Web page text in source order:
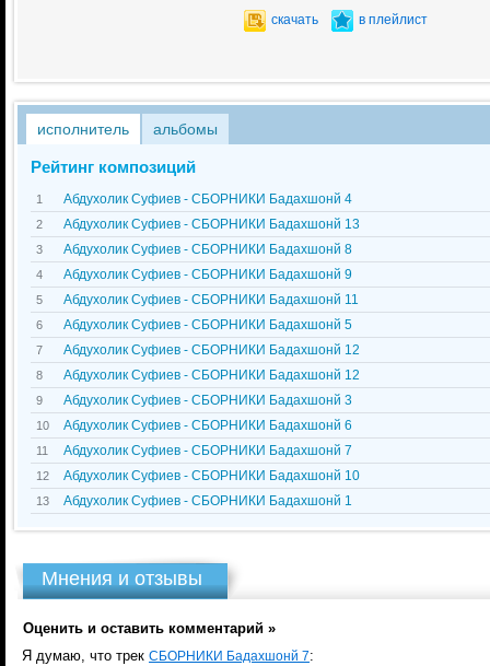
скачать в плейлист
исполнитель альбомы
Рейтинг композиций
1 Абдухолик Суфиев - СБОРНИКИ Бадахшонй 4
2 Абдухолик Суфиев - СБОРНИКИ Бадахшонй 13
3 Абдухолик Суфиев - СБОРНИКИ Бадахшонй 8
4 Абдухолик Суфиев - СБОРНИКИ Бадахшонй 9
5 Абдухолик Суфиев - СБОРНИКИ Бадахшонй 11
6 Абдухолик Суфиев - СБОРНИКИ Бадахшонй 5
7 Абдухолик Суфиев - СБОРНИКИ Бадахшонй 12
8 Абдухолик Суфиев - СБОРНИКИ Бадахшонй 12
9 Абдухолик Суфиев - СБОРНИКИ Бадахшонй 3
10 Абдухолик Суфиев - СБОРНИКИ Бадахшонй 6
11 Абдухолик Суфиев - СБОРНИКИ Бадахшонй 7
12 Абдухолик Суфиев - СБОРНИКИ Бадахшонй 10
13 Абдухолик Суфиев - СБОРНИКИ Бадахшонй 1
Мнения и отзывы
Оценить и оставить комментарий »
Я думаю, что трек СБОРНИКИ Бадахшонй 7: